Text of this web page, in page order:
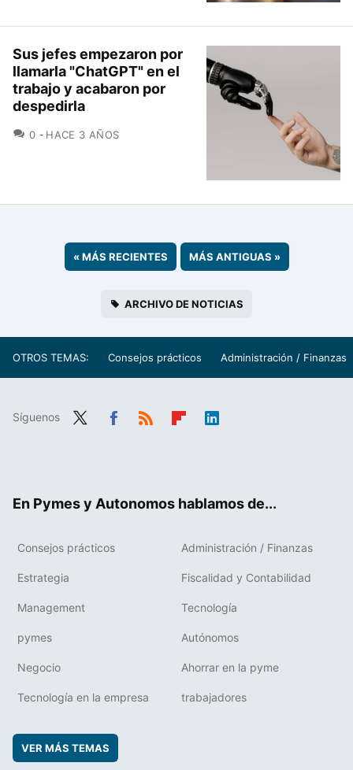
Sus jefes empezaron por
llamarla "ChatGPT" en el
trabajo y acabaron por
despedirla
0 COMENTARIOS
HACE 3 AÑOS
«MÁS RECIENTES MÁS ANTIGUAS »
ARCHIVO DE NOTICIAS
OTROS TEMAS: Consejos prácticos Administración / Finanzas
Síguenos
En Pymes y Autonomos hablamos de...
Consejos prácticos Administración / Finanzas
Estrategia Fiscalidad y Contabilidad
Management Tecnología
pymes Autónomos
Negocio Ahorrar en la pyme
Tecnología en la empresa trabajadores
VER MÁS TEMAS